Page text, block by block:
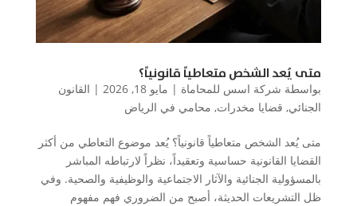
متى يُعد الشخص متعاطياً قانونياً؟
بواسطة شركة اسس للمحاماة | مايو 18, 2026 | القانون
الجنائي, قضايا مخدرات, محامي في الرياض
متى يُعد الشخص متعاطياً قانونياً؟ يُعد موضوع التعاطي من أكثر
القضايا القانونية حساسية وتعقيداً، نظراً لارتباطه المباشر
بالمسؤولية الجنائية والآثار الاجتماعية والوظيفية والصحية. وفي
ظل التشريعات الحديثة، أصبح من الضروري فهم مفهوم